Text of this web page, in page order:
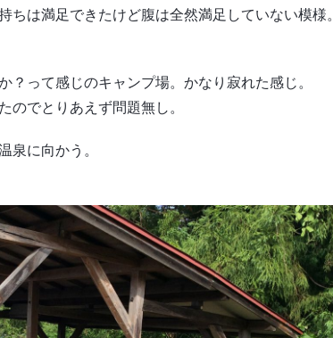
ちは満足できたけど腹は全然満足していない模様。
？って感じのキャンプ場。かなり寂れた感じ。
のでとりあえず問題無し。
泉に向かう。